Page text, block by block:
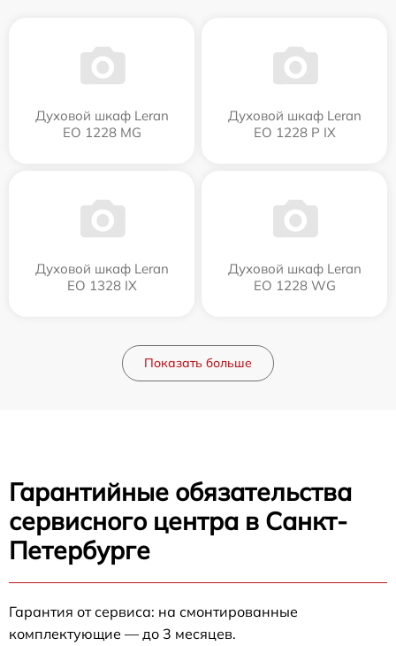
Духовой шкаф Leran
EO 1228 MG
Духовой шкаф Leran
EO 1228 P IX
Духовой шкаф Leran
EO 1328 IX
Духовой шкаф Leran
EO 1228 WG
Показать больше
Гарантийные обязательства
сервисного центра в Санкт-
Петербурге
Гарантия от сервиса: на смонтированные
комплектующие — до 3 месяцев.